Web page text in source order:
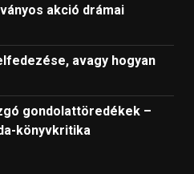
akció drámai
avagy hogyan
gondolattöredékek –
könyvkritika